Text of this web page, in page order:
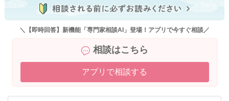
＼【即時回答】新機能「専門家相談AI」登場！アプリで今すぐ相談／
相談はこちら
アプリで相談する